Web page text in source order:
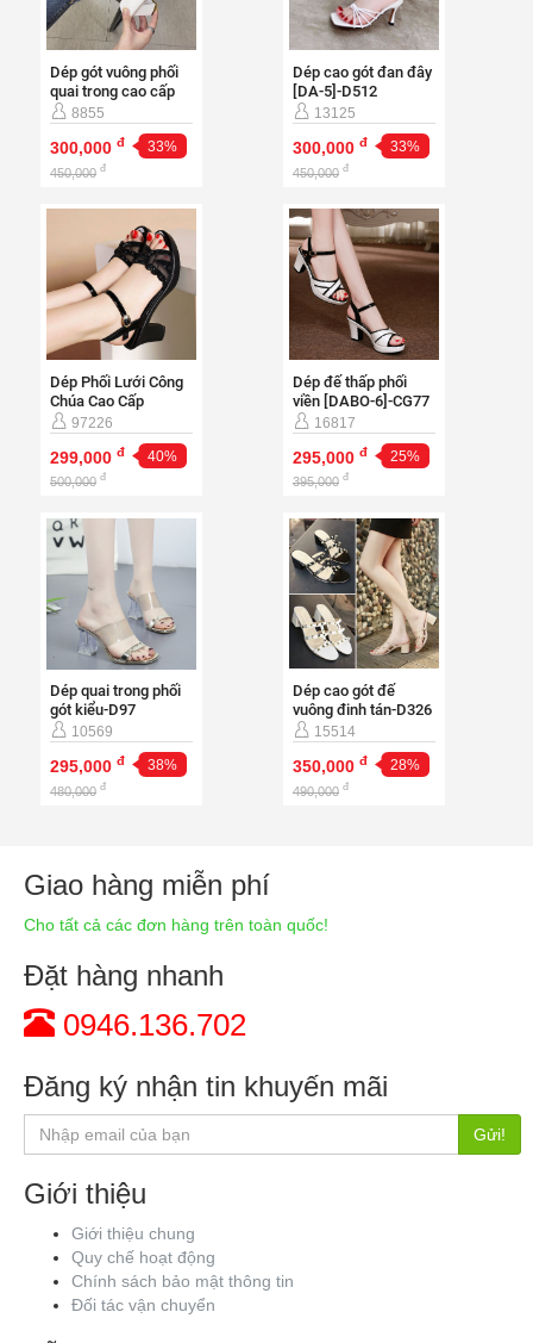
Dép gót vuông phối
quai trong cao cấp
[DA-5]-D503
300,000 đ 33%
450,000 đ
8855
Dép cao gót đan đây
[DA-5]-D512
300,000 đ 33%
450,000 đ
13125
Dép Phối Lưới Công
Chúa Cao Cấp
[DABO-5]-CG400
299,000 đ 40%
500,000 đ
97226
Dép đế thấp phối
viền [DABO-6]-CG77
295,000 đ 25%
395,000 đ
16817
Dép quai trong phối
gót kiểu-D97
295,000 đ 38%
480,000 đ
10569
Dép cao gót đế
vuông đinh tán-D326
350,000 đ 28%
490,000 đ
15514
Giao hàng miễn phí
Cho tất cả các đơn hàng trên toàn quốc!
Đặt hàng nhanh
0946.136.702
Đăng ký nhận tin khuyến mãi
Gửi!
Giới thiệu
Giới thiệu chung
Quy chế hoạt động
Chính sách bảo mật thông tin
Đối tác vận chuyển